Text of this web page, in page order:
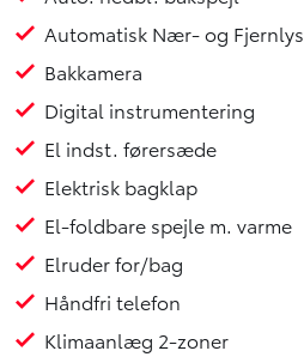
Automatisk Nær- og Fjernlys
Bakkamera
Digital instrumentering
El indst. førersæde
Elektrisk bagklap
El-foldbare spejle m. varme
Elruder for/bag
Håndfri telefon
Klimaanlæg 2-zoner